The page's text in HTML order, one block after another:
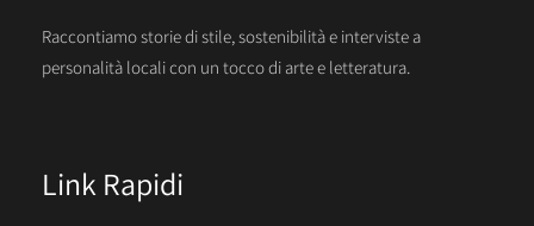
Raccontiamo storie di stile, sostenibilità e interviste a
personalità locali con un tocco di arte e letteratura.
Link Rapidi